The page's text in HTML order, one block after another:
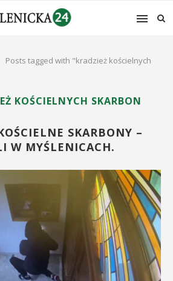
Posts tagged with "kradzież kościelnych
KOŚCIELNYCH SKARBON
SKARBONY –
W MYŚLENICACH.